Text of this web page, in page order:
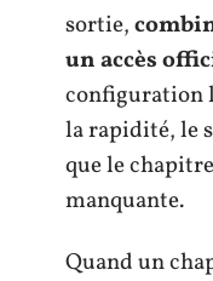
sortie,
un accès
configuration
la rapidité, le
que le
manquante.
Quand un